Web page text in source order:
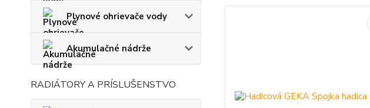
Plynové ohrievače vody
Akumulačné nádrže
RADIÁTORY A PRÍSLUŠENSTVO